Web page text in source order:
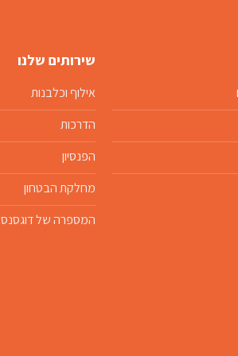
שירותים שלנו
אילוף וכלבנות
הדרכות
הפנסיון
מחלקת הבטחון
המספרה של דוגסנס